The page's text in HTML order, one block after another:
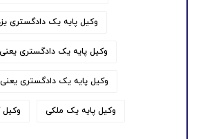
وکیل پایه یک دادگستری
وکیل پایه یک دادگستری
وکیل پایه یک دادگستری
وکیل پایه یک ملکی وکیل